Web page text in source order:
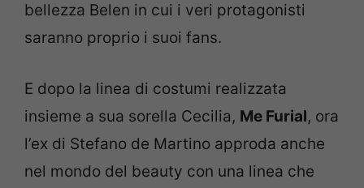
bellezza Belen in cui i veri protagonisti
saranno proprio i suoi fans.
E dopo la linea di costumi realizzata
insieme a sua sorella Cecilia, Me Furial, ora
l’ex di Stefano de Martino approda anche
nel mondo del beauty con una linea che